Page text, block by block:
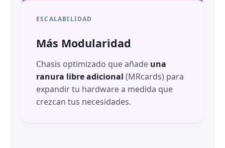
ESCALABILIDAD
Más Modularidad
Chasis optimizado que añade una
ranura libre adicional (MRcards) para
expandir tu hardware a medida que
crezcan tus necesidades.